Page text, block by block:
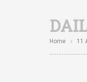
Home 11